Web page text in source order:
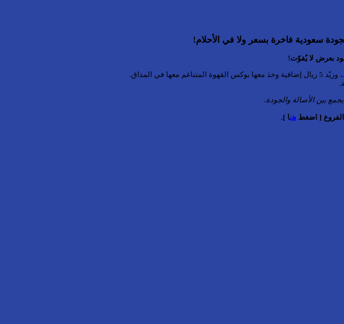
سعودية فاخرة بسعر ولا في الأحلام!
بعرض لا يُفوّت!
الفروع [ اضغط هنا ].